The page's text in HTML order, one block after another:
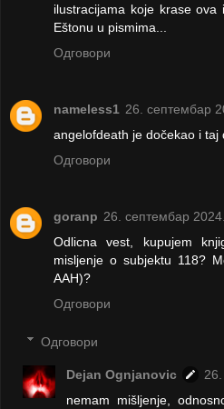
ilustracijama koje krase
Eštonu u pismima...
Одговори
nameless1 26. септембар
angelofdeath je dočekao i
Одговори
goranp 26. септембар
Odlicna vest, kupujem
misljenje o subjektu 118?
AAH)?
Одговори
Одговори
Dejan Ognjanovic
nemam mišljenje,